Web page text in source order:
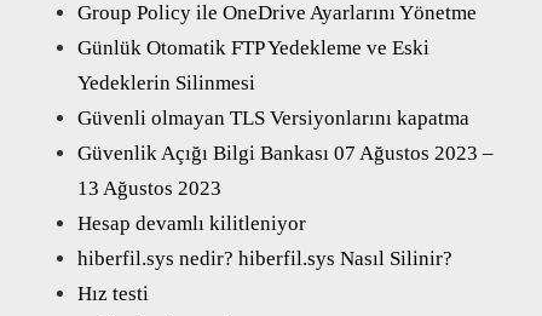
Group Policy ile OneDrive Ayarlarını Yönetme
Günlük Otomatik FTP Yedekleme ve Eski
Yedeklerin Silinmesi
Güvenli olmayan TLS Versiyonlarını kapatma
Güvenlik Açığı Bilgi Bankası 07 Ağustos 2023 –
13 Ağustos 2023
Hesap devamlı kilitleniyor
hiberfil.sys nedir? hiberfil.sys Nasıl Silinir?
Hız testi